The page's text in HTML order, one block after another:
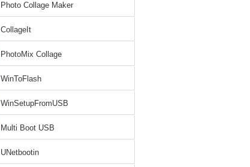
Photo Collage Maker
CollageIt
PhotoMix Collage
WinToFlash
WinSetupFromUSB
Multi Boot USB
UNetbootin